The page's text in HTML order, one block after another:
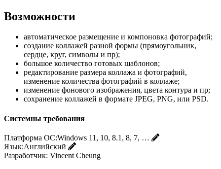
Возможности
автоматическое размещение и компоновка фотографий;
создание коллажей разной формы (прямоугольник,
сердце, круг, символы и пр);
большое количество готовых шаблонов;
редактирование размера коллажа и фотографий,
изменение количества фотографий в коллаже;
изменение фонового изображения, цвета контура и пр;
сохранение коллажей в формате JPEG, PNG, или PSD.
Системны требования
Платформа ОС:Windows 11, 10, 8.1, 8, 7, …
Язык:Английский
Разработчик: Vincent Cheung